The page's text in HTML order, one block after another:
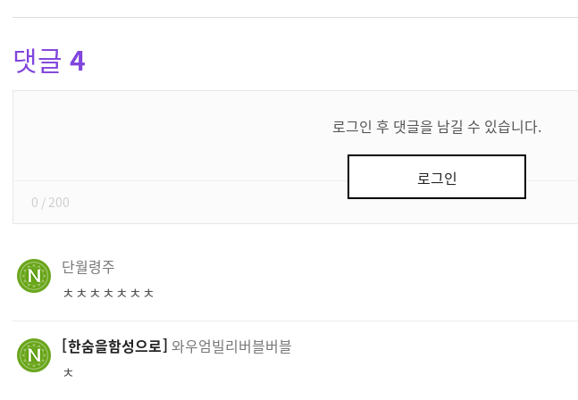
댓글 4
로그인 후 댓글을 남길 수 있습니다.
로그인
0 / 200
단월령주
ㅊㅊㅊㅊㅊㅊㅊ
한숨을함성으로 와우엄빌리버블버블
ㅊ